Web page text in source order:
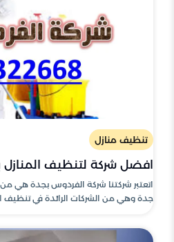
تنظيف منازل
افضل شركة لتنظيف المنازل
اتعتبر شركتنا شركة الفردوس بجدة هي
جدة وهي من الشركات الرائدة في تنظيف